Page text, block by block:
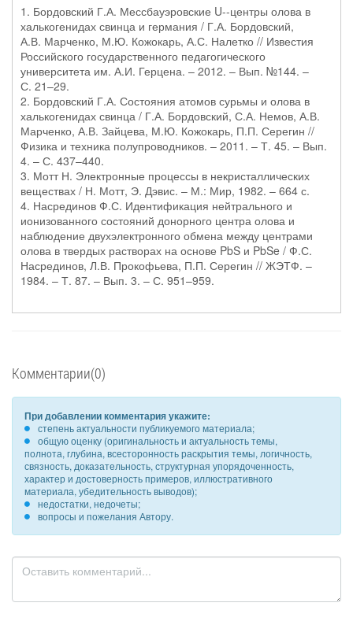
1. Бордовский Г.А. Мессбауэровские U--центры олова в
халькогенидах свинца и германия / Г.А. Бордовский,
А.В. Марченко, М.Ю. Кожокарь, А.С. Налетко // Известия
Российского государственного педагогического
университета им. А.И. Герцена. – 2012. – Вып. №144. –
С. 21–29.
2. Бордовский Г.А. Состояния атомов сурьмы и олова в
халькогенидах свинца / Г.А. Бордовский, С.А. Немов, А.В.
Марченко, А.В. Зайцева, М.Ю. Кожокарь, П.П. Серегин //
Физика и техника полупроводников. – 2011. – Т. 45. – Вып.
4. – С. 437–440.
3. Мотт Н. Электронные процессы в некристаллических
веществах / Н. Мотт, Э. Дэвис. – М.: Мир, 1982. – 664 с.
4. Насрединов Ф.С. Идентификация нейтрального и
ионизованного состояний донорного центра олова и
наблюдение двухэлектронного обмена между центрами
олова в твердых растворах на основе PbS и PbSe / Ф.С.
Насрединов, Л.В. Прокофьева, П.П. Серегин // ЖЭТФ. –
1984. – Т. 87. – Вып. 3. – С. 951–959.
Комментарии(0)
При добавлении комментария укажите:
степень актуальности публикуемого материала;
общую оценку (оригинальность и актуальность темы,
полнота, глубина, всесторонность раскрытия темы, логичность,
связность, доказательность, структурная упорядоченность,
характер и достоверность примеров, иллюстративного
материала, убедительность выводов);
недостатки, недочеты;
вопросы и пожелания Автору.